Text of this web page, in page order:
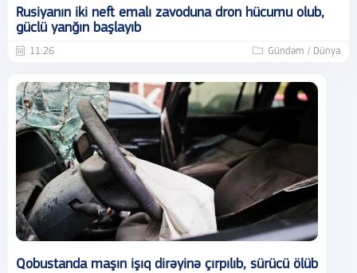
Rusiyanın iki neft emalı zavoduna dron hücumu olub,
güclü yanğın başlayıb
11:26 Gündəm / Dünya
Qobustanda maşın işıq dirəyinə çırpılıb, sürücü ölüb